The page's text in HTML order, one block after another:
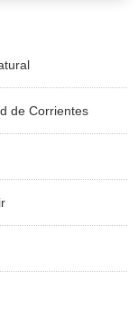
de Corrientes